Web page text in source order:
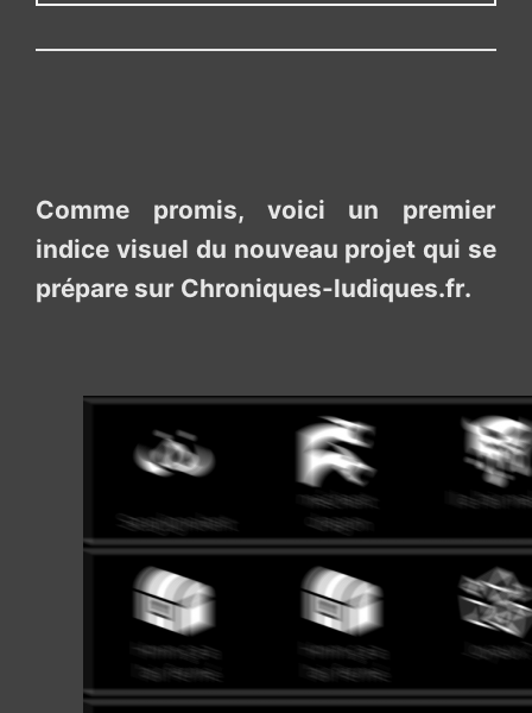
Comme promis, voici un premier
indice visuel du nouveau projet qui se
prépare sur Chroniques-ludiques.fr.